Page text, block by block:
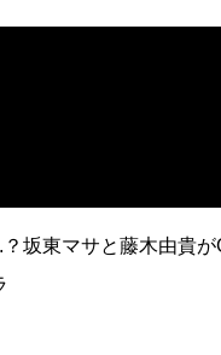
坂東マサと藤木由貴